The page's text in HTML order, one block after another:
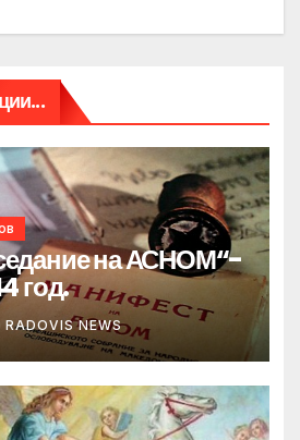
на АСНОМ“-
год.
RADOVIS NEWS